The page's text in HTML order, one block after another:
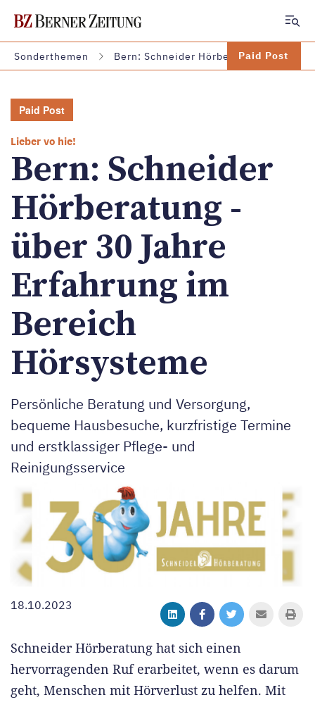
Sonderthemen Bern: Schneider Hörberatung - über
Paid Post
Paid Post
Lieber vo hie!
Bern: Schneider
Hörberatung -
über 30 Jahre
Erfahrung im
Bereich
Hörsysteme
Persönliche Beratung und Versorgung,
bequeme Hausbesuche, kurzfristige Termine
und erstklassiger Pflege- und
Reinigungsservice
18.10.2023
Schneider Hörberatung hat sich einen
hervorragenden Ruf erarbeitet, wenn es darum
geht, Menschen mit Hörverlust zu helfen. Mit